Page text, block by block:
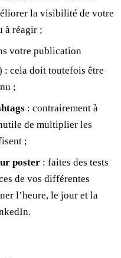
la visibilité de votre
à réagir ;
votre publication
: cela doit toutefois être
;
: contrairement à
de multiplier les
;
poster : faites des tests
de vos différentes
l’heure, le jour et la